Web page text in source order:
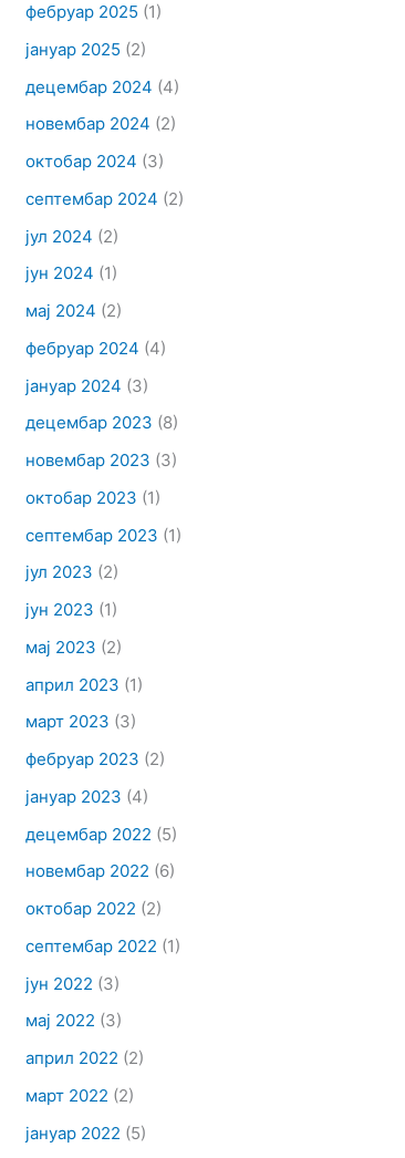
фебруар 2025 (1)
јануар 2025 (2)
децембар 2024 (4)
новембар 2024 (2)
октобар 2024 (3)
септембар 2024 (2)
јул 2024 (2)
јун 2024 (1)
мај 2024 (2)
фебруар 2024 (4)
јануар 2024 (3)
децембар 2023 (8)
новембар 2023 (3)
октобар 2023 (1)
септембар 2023 (1)
јул 2023 (2)
јун 2023 (1)
мај 2023 (2)
април 2023 (1)
март 2023 (3)
фебруар 2023 (2)
јануар 2023 (4)
децембар 2022 (5)
новембар 2022 (6)
октобар 2022 (2)
септембар 2022 (1)
јун 2022 (3)
мај 2022 (3)
април 2022 (2)
март 2022 (2)
јануар 2022 (5)